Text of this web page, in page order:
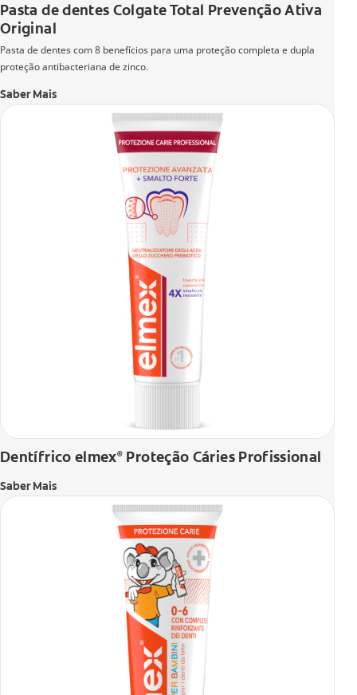
Pasta de dentes Colgate Total Prevenção Ativa
Original
Pasta de dentes com 8 benefícios para uma proteção completa e dupla
proteção antibacteriana de zinco.
Saber Mais
Dentífrico elmex® Proteção Cáries Profissional
Saber Mais